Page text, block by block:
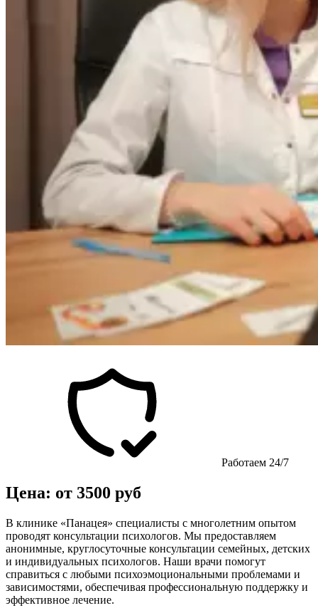
Работаем 24/7
Цена: от 3500 руб
В клинике «Панацея» специалисты с многолетним опытом
проводят консультации психологов. Мы предоставляем
анонимные, круглосуточные консультации семейных, детских
и индивидуальных психологов. Наши врачи помогут
справиться с любыми психоэмоциональными проблемами и
зависимостями, обеспечивая профессиональную поддержку и
эффективное лечение.